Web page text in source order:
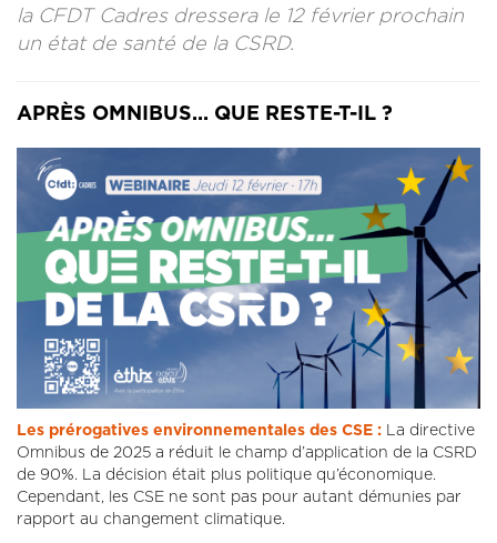
la CFDT Cadres dressera le 12 février prochain
un état de santé de la CSRD.
APRÈS OMNIBUS... QUE RESTE-T-IL ?
Les prérogatives environnementales des CSE : La directive
Omnibus de 2025 a réduit le champ d’application de la CSRD
de 90%. La décision était plus politique qu’économique.
Cependant, les CSE ne sont pas pour autant démunies par
rapport au changement climatique.